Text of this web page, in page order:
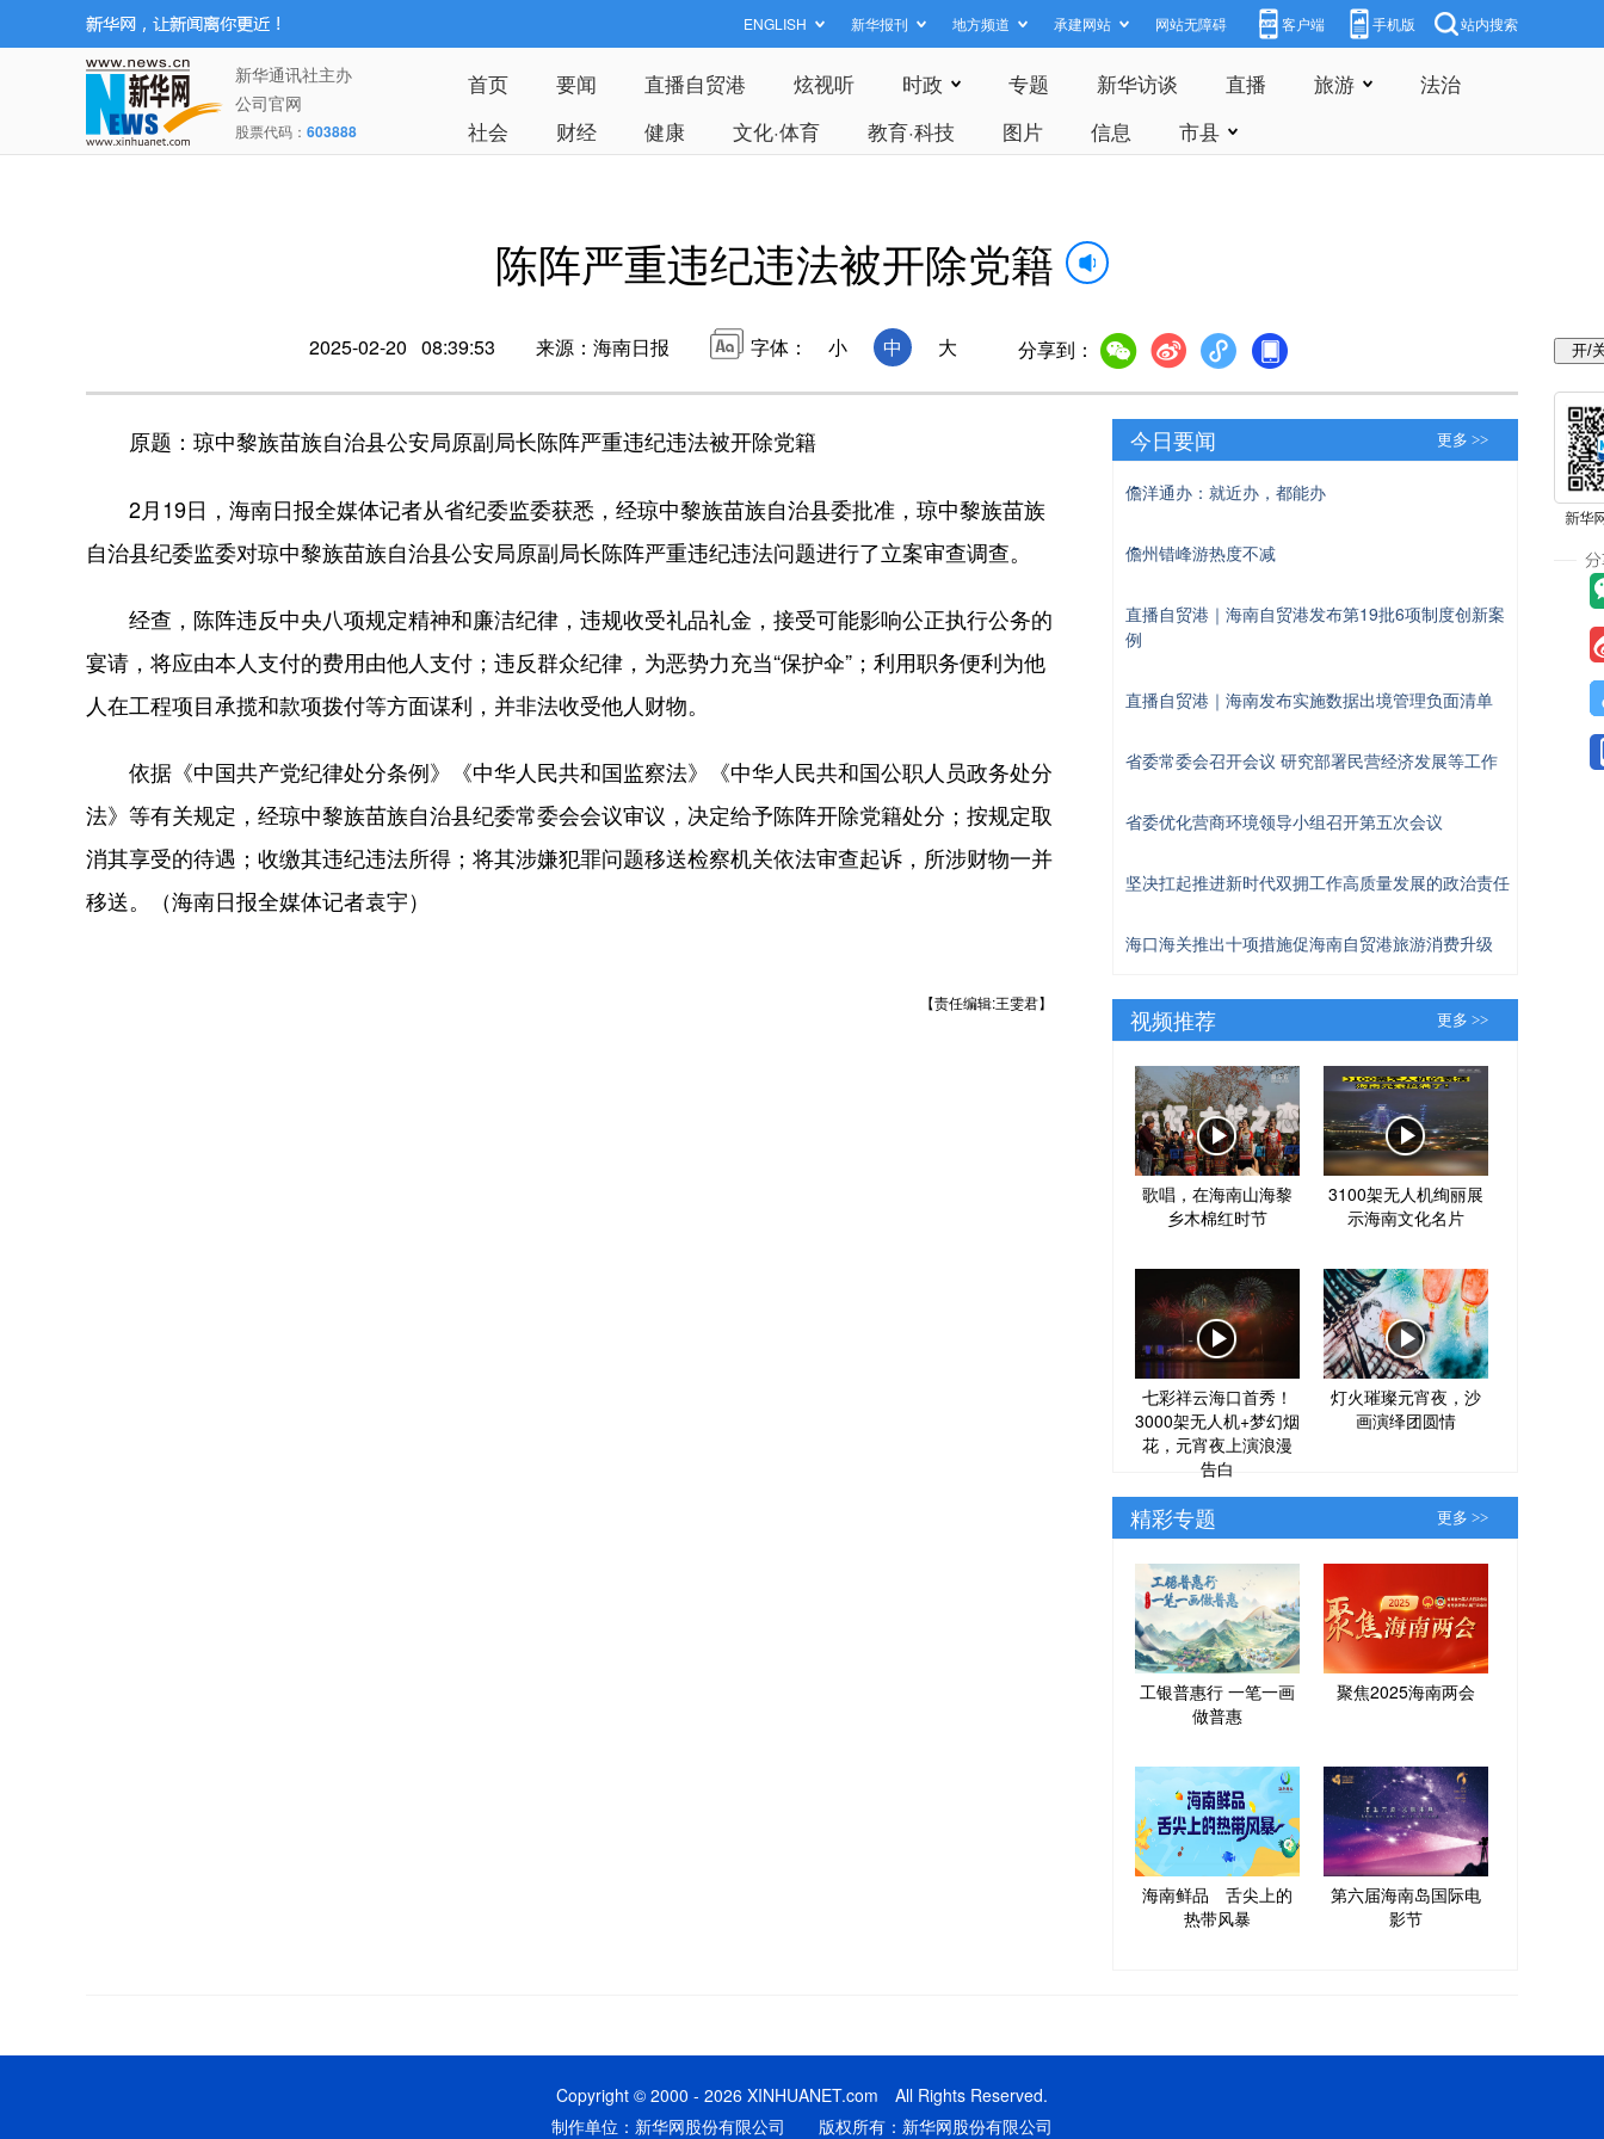
ENGLISH 新华报刊 地方频道 承建网站 网站无障碍 客户端 手机版 站内搜索
新华通讯社主办
公司官网
股票代码： 603888
首页 要闻 直播自贸港 炫视听 时政 专题 新华访谈 直播 旅游
法治
社会
财经 健康 文化·体育 教育·科技 图片 信息 市县
陈阵严重违纪违法被开除党籍
2025-02-20 08:39:53 来源：海南日报 字体： 小 中 大 分享到：
原题：琼中黎族苗族自治县公安局原副局长陈阵严重违纪违法被开除党籍
2月19日，海南日报全媒体记者从省纪委监委获悉，经琼中黎族苗族自治县委批准，琼中黎族苗族
自治县纪委监委对琼中黎族苗族自治县公安局原副局长陈阵严重违纪违法问题进行了立案审查调查。
经查，陈阵违反中央八项规定精神和廉洁纪律，违规收受礼品礼金，接受可能影响公正执行公务的
宴请，将应由本人支付的费用由他人支付；违反群众纪律，为恶势力充当“保护伞”；利用职务便利为他
人在工程项目承揽和款项拨付等方面谋利，并非法收受他人财物。
依据《中国共产党纪律处分条例》《中华人民共和国监察法》《中华人民共和国公职人员政务处分
法》等有关规定，经琼中黎族苗族自治县纪委常委会会议审议，决定给予陈阵开除党籍处分；按规定取
消其享受的待遇；收缴其违纪违法所得；将其涉嫌犯罪问题移送检察机关依法审查起诉，所涉财物一并
移送。（海南日报全媒体记者袁宇）
【责任编辑:王雯君】
今日要闻 更多 >>
儋洋通办：就近办，都能办
儋州错峰游热度不减
直播自贸港｜海南自贸港发布第19批6项制度创新案
例
直播自贸港｜海南发布实施数据出境管理负面清单
省委常委会召开会议 研究部署民营经济发展等工作
省委优化营商环境领导小组召开第五次会议
坚决扛起推进新时代双拥工作高质量发展的政治责任
海口海关推出十项措施促海南自贸港旅游消费升级
视频推荐 更多 >>
歌唱，在海南山海黎
乡木棉红时节
3100架无人机绚丽展
示海南文化名片
七彩祥云海口首秀！
3000架无人机+梦幻烟
花，元宵夜上演浪漫
告白
灯火璀璨元宵夜，沙
画演绎团圆情
精彩专题 更多 >>
工银普惠行 一笔一画
做普惠
聚焦2025海南两会
海南鲜品 舌尖上的
热带风暴
第六届海南岛国际电
影节
Copyright © 2000 - 2026 XINHUANET.com All Rights Reserved.
制作单位：新华网股份有限公司 版权所有：新华网股份有限公司